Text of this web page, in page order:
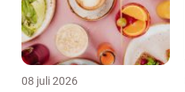
08 juli 2026